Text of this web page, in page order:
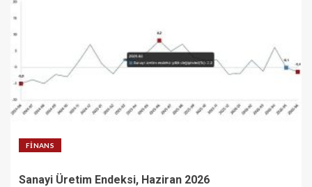
FINANS
Sanayi Üretim Endeksi, Haziran 2026